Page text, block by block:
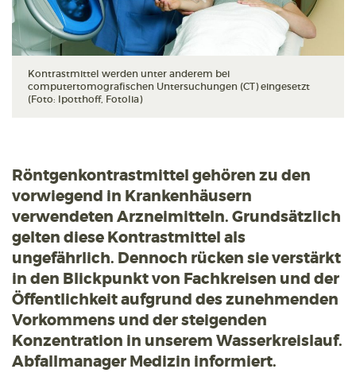
Kontrastmittel werden unter anderem bei
computertomografischen Untersuchungen (CT) eingesetzt
(Foto: Ipotthoff, Fotolia)
Röntgenkontrastmittel gehören zu den
vorwiegend in Krankenhäusern
verwendeten Arzneimitteln. Grundsätzlich
gelten diese Kontrastmittel als
ungefährlich. Dennoch rücken sie verstärkt
in den Blickpunkt von Fachkreisen und der
Öffentlichkeit aufgrund des zunehmenden
Vorkommens und der steigenden
Konzentration in unserem Wasserkreislauf.
Abfallmanager Medizin informiert.